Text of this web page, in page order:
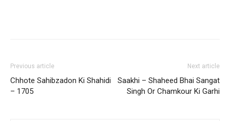
Previous article
Chhote Sahibzadon Ki Shahidi
– 1705
Next article
Saakhi – Shaheed Bhai Sangat
Singh Or Chamkour Ki Garhi